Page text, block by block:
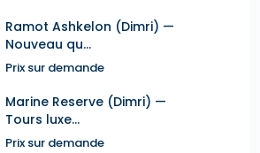
Ramot Ashkelon (Dimri) —
Nouveau qu...
Prix sur demande
Marine Reserve (Dimri) —
Tours luxe...
Prix sur demande